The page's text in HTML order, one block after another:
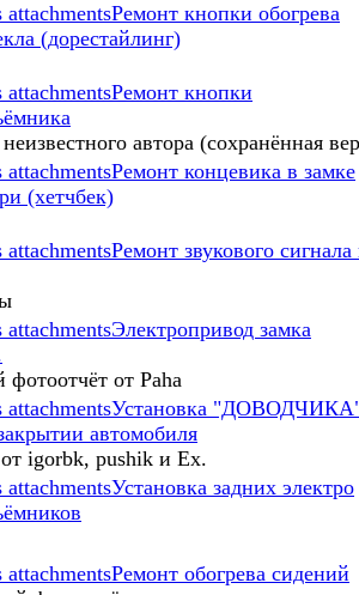
Ремонт кнопки обогрева
(дорестайлинг)
Ремонт кнопки
автора (сохранённая
Ремонт концевика в замке
(хетчбек)
Ремонт звукового сигнала
Электропривод замка
от Paha
Установка
автомобиля
igorbk, pushik и Ex.
Установка задних электро
Ремонт обогрева сидений